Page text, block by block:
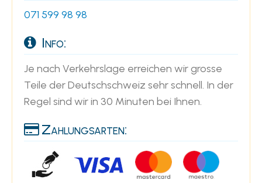
071 599 98 98
Info:
Je nach Verkehrslage erreichen wir grosse
Teile der Deutschschweiz sehr schnell. In der
Regel sind wir in 30 Minuten bei Ihnen.
Zahlungsarten: